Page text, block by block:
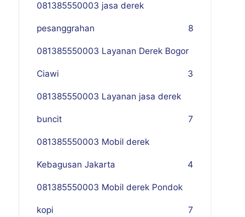
081385550003 jasa derek
pesanggrahan 8
081385550003 Layanan Derek Bogor
Ciawi 3
081385550003 Layanan jasa derek
buncit 7
081385550003 Mobil derek
Kebagusan Jakarta 4
081385550003 Mobil derek Pondok
kopi 7